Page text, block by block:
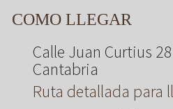
COMO LLEGAR
Calle Juan Curtius
Cantabria
Ruta detallada para